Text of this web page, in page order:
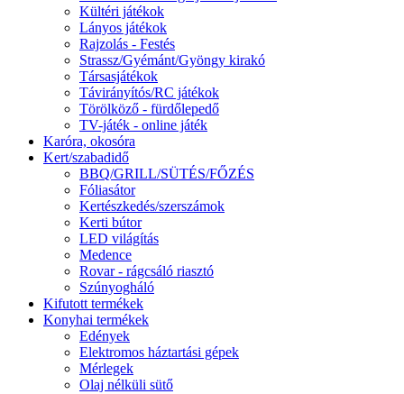
Kültéri játékok
Lányos játékok
Rajzolás - Festés
Strassz/Gyémánt/Gyöngy kirakó
Társasjátékok
Távirányítós/RC játékok
Törölköző - fürdőlepedő
TV-játék - online játék
Karóra, okosóra
Kert/szabadidő
BBQ/GRILL/SÜTÉS/FŐZÉS
Fóliasátor
Kertészkedés/szerszámok
Kerti bútor
LED világítás
Medence
Rovar - rágcsáló riasztó
Szúnyogháló
Kifutott termékek
Konyhai termékek
Edények
Elektromos háztartási gépek
Mérlegek
Olaj nélküli sütő